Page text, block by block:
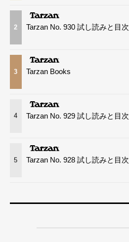
2 Tarzan No. 930 試し読みと目次
3 Tarzan Books
4 Tarzan No. 929 試し読みと目次
5 Tarzan No. 928 試し読みと目次